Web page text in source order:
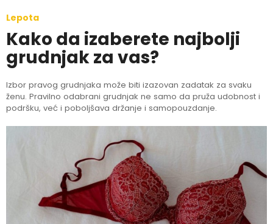
Lepota
Kako da izaberete najbolji
grudnjak za vas?
Izbor pravog grudnjaka može biti izazovan zadatak za svaku
ženu. Pravilno odabrani grudnjak ne samo da pruža udobnost i
podršku, već i poboljšava držanje i samopouzdanje.